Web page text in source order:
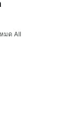
มด All